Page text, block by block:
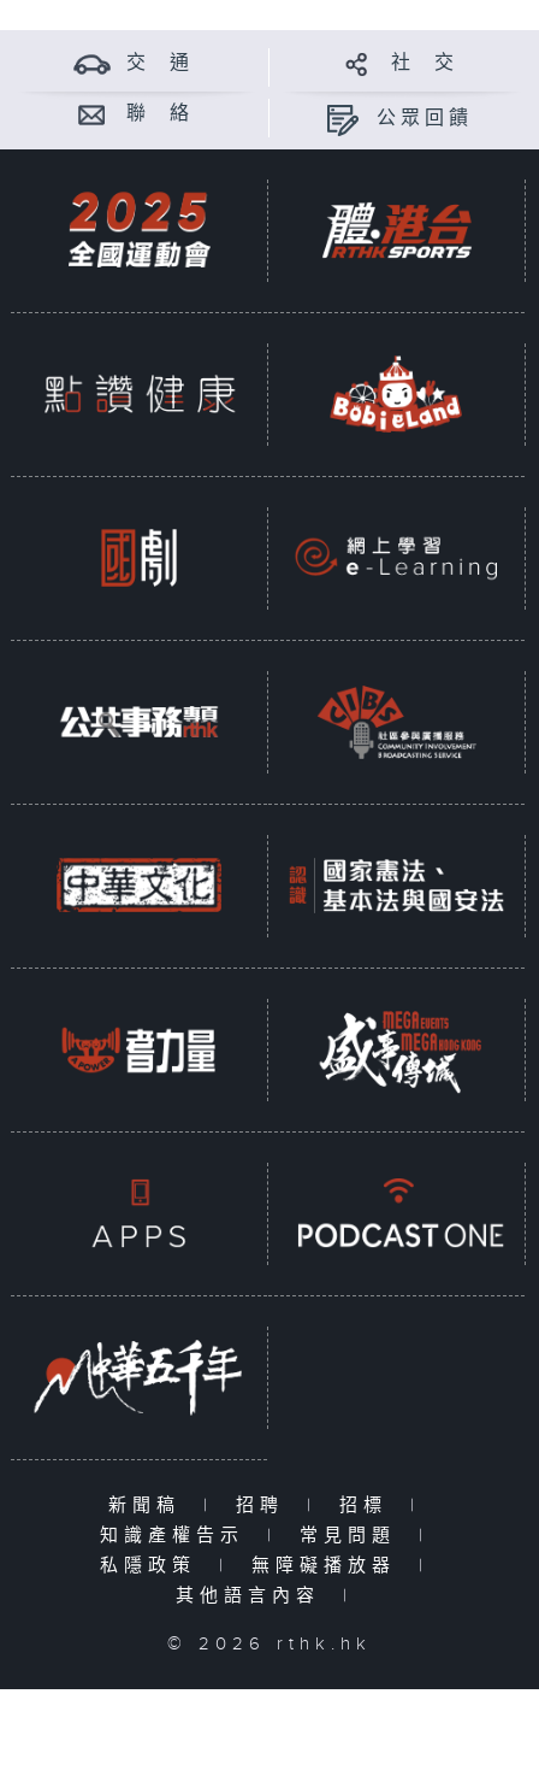
交 通 社 交
聯 絡 公眾回饋
新聞稿 | 招聘 | 招標
|
知識產權告示
| 常見問題
|
私隱政策
| 無障礙播放器
|
其他語言內容
|
© 2026 rthk.hk